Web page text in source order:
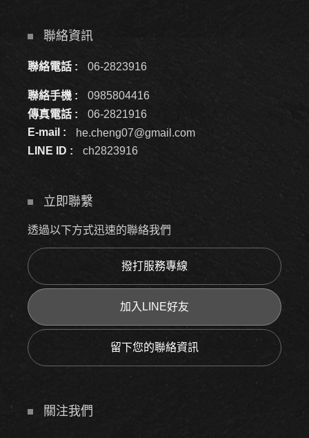
聯絡資訊
聯絡電話 : 06-2823916
聯絡手機 :
0985804416
傳真電話 :
06-2821916
E-mail :
he.cheng07@gmail.com
LINE ID :
ch2823916
立即聯繫
透過以下方式迅速的聯絡我們
撥打服務專線
加入LINE好友
留下您的聯絡資訊
關注我們